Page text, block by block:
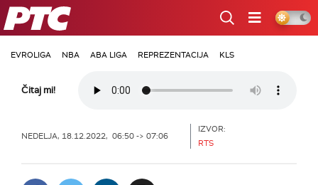
RTS
EVROLIGA NBA ABA LIGA REPREZENTACIJA KLS
Čitaj mi!
NEDELJA, 18.12.2022, 06:50 -> 07:06
IZVOR:
RTS